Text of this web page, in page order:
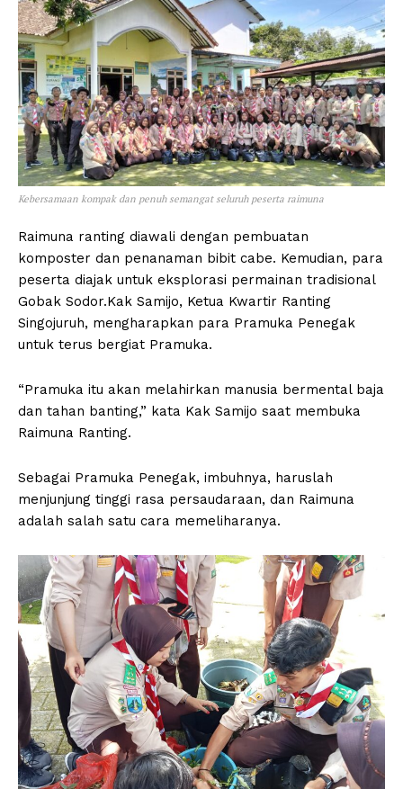
Kebersamaan kompak dan penuh semangat seluruh peserta raimuna
Raimuna ranting diawali dengan pembuatan
komposter dan penanaman bibit cabe. Kemudian, para
peserta diajak untuk eksplorasi permainan tradisional
Gobak Sodor.Kak Samijo, Ketua Kwartir Ranting
Singojuruh, mengharapkan para Pramuka Penegak
untuk terus bergiat Pramuka.
“Pramuka itu akan melahirkan manusia bermental baja
dan tahan banting,” kata Kak Samijo saat membuka
Raimuna Ranting.
Sebagai Pramuka Penegak, imbuhnya, haruslah
menjunjung tinggi rasa persaudaraan, dan Raimuna
adalah salah satu cara memeliharanya.